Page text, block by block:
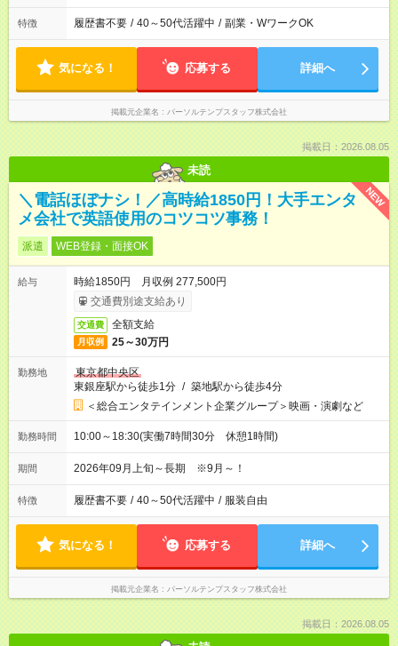
特徴 履歴書不要 / 40～50代活躍中 / 副業・WワークOK
気になる！ 応募する 詳細へ
掲載元企業名 パーソルテンプスタッフ株式会社
掲載日：2026.08.05
未読
NEW
＼電話ほぼナシ！／高時給1850円！大手エンタ
メ会社で英語使用のコツコツ事務！
派遣 WEB登録・面接OK
給与
時給1850円 月収例 277,500円
交通費別途支給あり
交通費 全額支給
月収例 25～30万円
勤務地
東京都中央区
東銀座駅から徒歩1分 / 築地駅から徒歩4分
＜総合エンタテインメント企業グループ＞映画・演劇など
勤務時間 10:00～18:30(実働7時間30分 休憩1時間)
期間 2026年09月上旬～長期 ※9月～！
特徴 履歴書不要 / 40～50代活躍中 / 服装自由
気になる！ 応募する 詳細へ
掲載元企業名 パーソルテンプスタッフ株式会社
掲載日：2026.08.05